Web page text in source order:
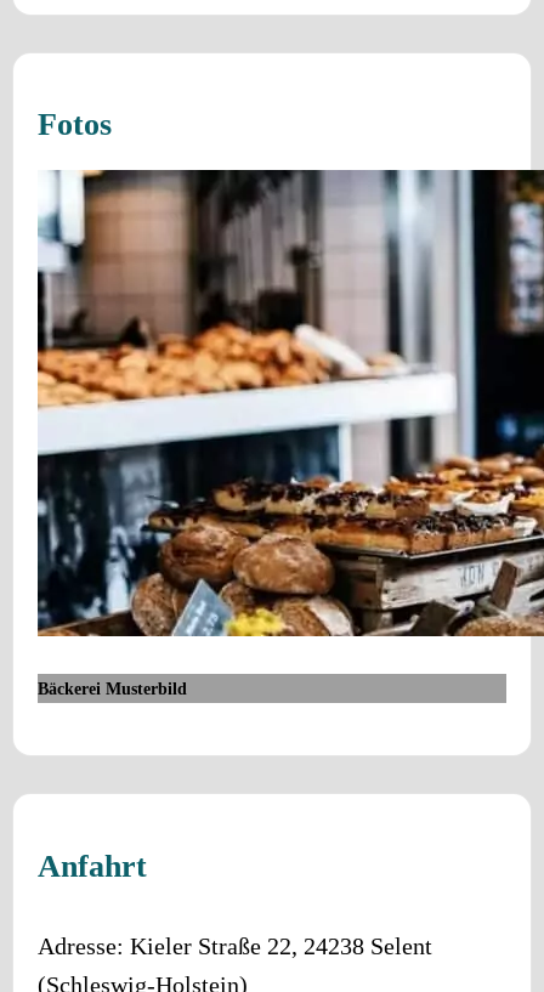
Fotos
Bäckerei Musterbild
Anfahrt
Adresse: Kieler Straße 22, 24238 Selent
(Schleswig-Holstein)